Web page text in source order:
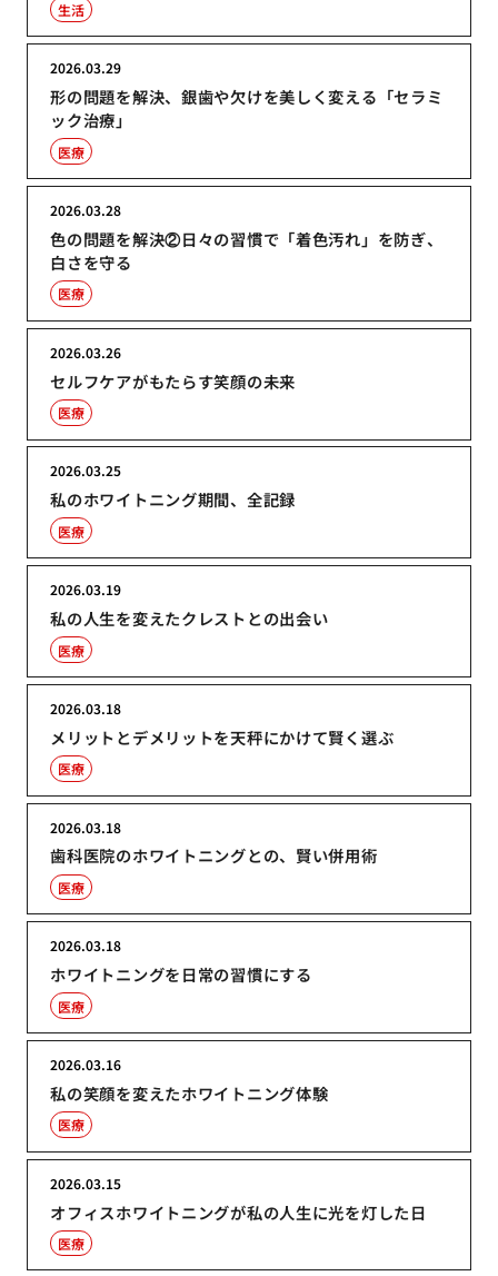
生活
形の問題を解決、銀歯や欠けを美しく変える「セラミ
ック治療」
2026.03.29
医療
色の問題を解決②日々の習慣で「着色汚れ」を防ぎ、
白さを守る
2026.03.28
医療
セルフケアがもたらす笑顔の未来
2026.03.26
医療
私のホワイトニング期間、全記録
2026.03.25
医療
私の人生を変えたクレストとの出会い
2026.03.19
医療
メリットとデメリットを天秤にかけて賢く選ぶ
2026.03.18
医療
歯科医院のホワイトニングとの、賢い併用術
2026.03.18
医療
ホワイトニングを日常の習慣にする
2026.03.18
医療
私の笑顔を変えたホワイトニング体験
2026.03.16
医療
オフィスホワイトニングが私の人生に光を灯した日
2026.03.15
医療